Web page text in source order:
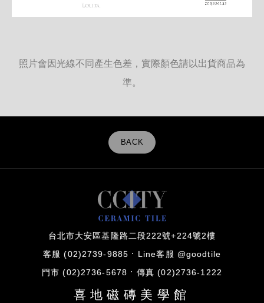
照片會因光線不同產生色差，實際顏色請以出貨商品為
準。
BACK
台北市大安區基隆路二段222號+224號2樓
客服 (02)2739-9885 Line客服 @goodtile
門市 (02)2736-5678 傳真 (02)2736-1222
喜地磁磚美學館